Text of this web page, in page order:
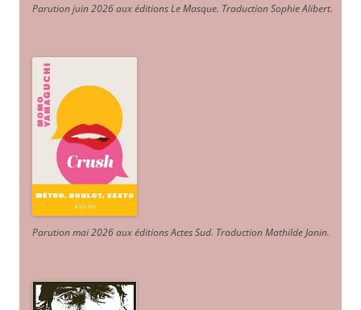
Parution juin 2026 aux éditions Le Masque. Traduction Sophie Alibert.
Parution mai 2026 aux éditions Actes Sud. Traduction Mathilde Janin.